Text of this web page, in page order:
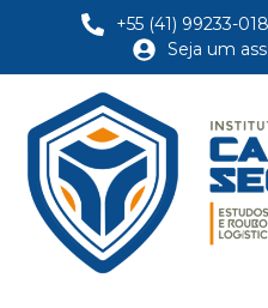
+55 (41) 99233-
Seja um